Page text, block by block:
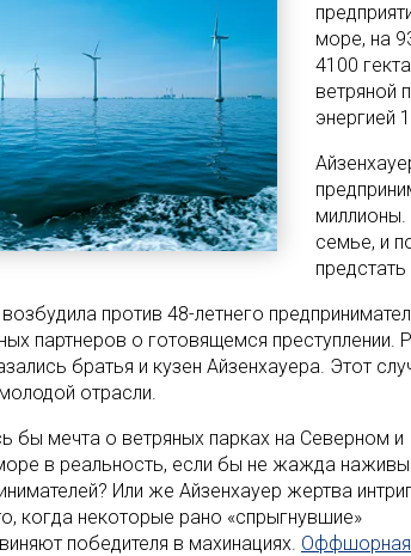
море, на
4100
ветряной
энергией
семье, и
против 48-летнего
партнеров о готовящемся
братья и кузен Айзенхауера. Этот
отрасли.
бы мечта о ветряных парках на Северном и
в реальность, если бы не жажда наживы
Или же Айзенхауер жертва
когда некоторые рано «спрыгнувшие»
победителя в махинациях. Оффшорная